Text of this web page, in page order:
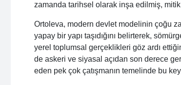
zamanda tarihsel olarak inşa edilmiş,
Ortoleva, modern devlet modelinin çoğu
yapay bir yapı taşıdığını belirterek,
yerel toplumsal gerçeklikleri göz ardı
de askeri ve siyasal açıdan son derece
eden pek çok çatışmanın temelinde bu